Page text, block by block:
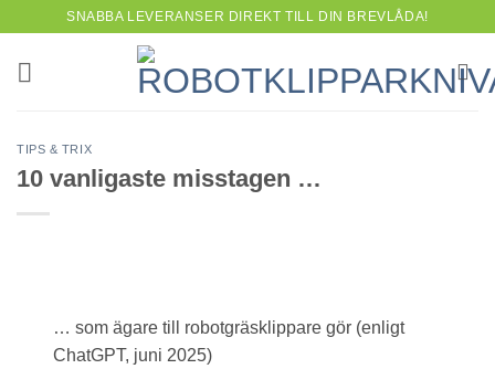
content
SNABBA LEVERANSER DIREKT TILL DIN BREVLÅDA!
TIPS & TRIX
10 vanligaste misstagen …
… som ägare till robotgräsklippare gör (enligt
ChatGPT, juni 2025)